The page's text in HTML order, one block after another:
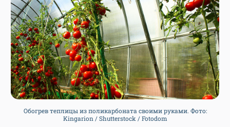
Обогрев теплицы из поликарбоната своими руками. Фото:
Kingarion / Shutterstock / Fotodom